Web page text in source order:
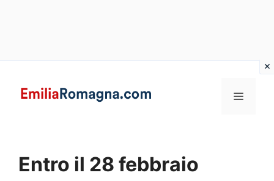
MENU
Entro il 28 febbraio